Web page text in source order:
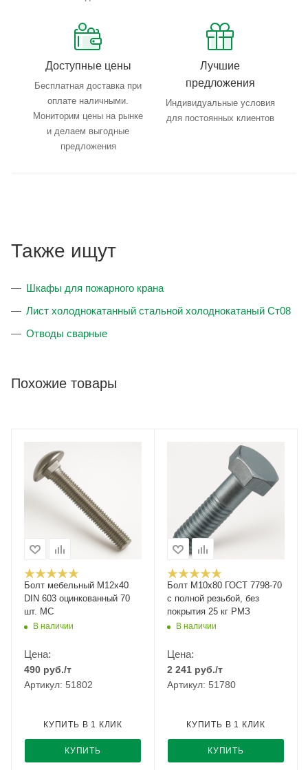
Доступные цены
Бесплатная доставка при
оплате наличными.
Мониторим цены на рынке
и делаем выгодные
предложения
Лучшие
предложения
Индивидуальные условия
для постоянных клиентов
Также ищут
Шкафы для пожарного крана
Лист холоднокатанный стальной холоднокатаный Ст08
Отводы сварные
Похожие товары
Болт мебельный М12x40
DIN 603 оцинкованный 70
шт. МС
В наличии
Цена:
490 руб./т
Артикул: 51802
КУПИТЬ
КУПИТЬ В 1 КЛИК
Болт М10x80 ГОСТ 7798-70
с полной резьбой, без
покрытия 25 кг РМЗ
В наличии
Цена:
2 241 руб./т
Артикул: 51780
КУПИТЬ
КУПИТЬ В 1 КЛИК